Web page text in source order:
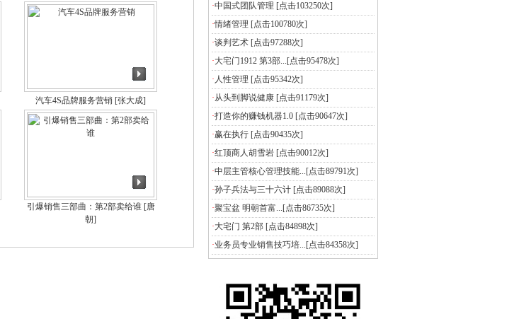
汽车4S品牌服务营销 [张大成]
引爆销售三部曲：第2部卖给谁[唐
朝]
·中国式团队管理 [点击103250次]
·情绪管理 [点击100780次]
·谈判艺术 [点击97288次]
·大宅门1912 第3部...[点击95478次]
· 人性管理 [点击95342次]
·从头到脚说健康 [点击91179次]
·打造你的赚钱机器1.0 [点击90647次]
·赢在执行 [点击90435次]
·红顶商人胡雪岩 [点击90012次]
·中层主管核心管理技能...[点击89791次]
·孙子兵法与三十六计 [点击89088次]
·聚宝盆 明朝首富...[点击86735次]
·大宅门 第2部 [点击84898次]
·业务员专业销售技巧培...[点击84358次]